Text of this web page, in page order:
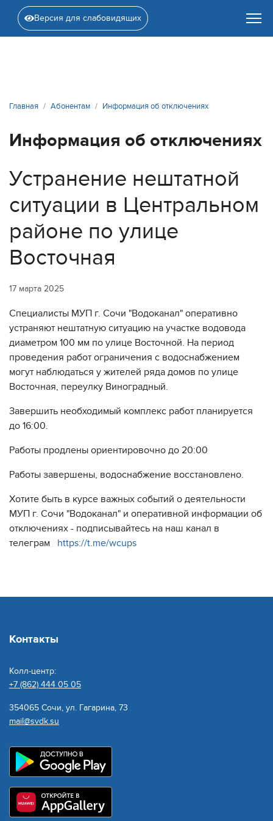
Версия для слабовидящих
Главная Абонентам Информация об отключениях
Информация об отключениях
Устранение нештатной
ситуации в Центральном
районе по улице
Восточная
17 марта 2025
Специалисты МУП г. Сочи "Водоканал" оперативно
устраняют нештатную ситуацию на участке водовода
диаметром 100 мм по улице Восточной. На период
проведения работ ограничения с водоснабжением
могут наблюдаться у жителей ряда домов по улице
Восточная, переулку Виноградный.
Завершить необходимый комплекс работ планируется
до 16:00.
Работы продлены ориентировочно до 20:00
Работы завершены, водоснабжение восстановлено.
Хотите быть в курсе важных событий о деятельности
МУП г. Сочи "Водоканал" и оперативной информации об
отключениях - подписывайтесь на наш канал в
телеграм https://t.me/wcups
Контакты
Колл-центр:
+7 (862) 444 05 05
354065 Сочи, ул. Гагарина, 73
mail@svdk.su